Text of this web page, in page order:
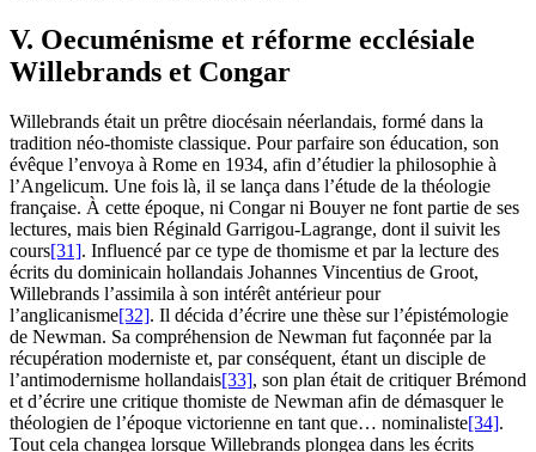
V. Oecuménisme et réforme ecclésiale
Willebrands et Congar
Willebrands était un prêtre diocésain néerlandais, formé dans la
tradition néo-thomiste classique. Pour parfaire son éducation, son
évêque l’envoya à Rome en 1934, afin d’étudier la philosophie à
l’Angelicum. Une fois là, il se lança dans l’étude de la théologie
française. À cette époque, ni Congar ni Bouyer ne font partie de ses
lectures, mais bien Réginald Garrigou-Lagrange, dont il suivit les
cours[31]. Influencé par ce type de thomisme et par la lecture des
écrits du dominicain hollandais Johannes Vincentius de Groot,
Willebrands l’assimila à son intérêt antérieur pour
l’anglicanisme[32]. Il décida d’écrire une thèse sur l’épistémologie
de Newman. Sa compréhension de Newman fut façonnée par la
récupération moderniste et, par conséquent, étant un disciple de
l’antimodernisme hollandais[33], son plan était de critiquer Brémond
et d’écrire une critique thomiste de Newman afin de démasquer le
théologien de l’époque victorienne en tant que… nominaliste[34].
Tout cela changea lorsque Willebrands plongea dans les écrits